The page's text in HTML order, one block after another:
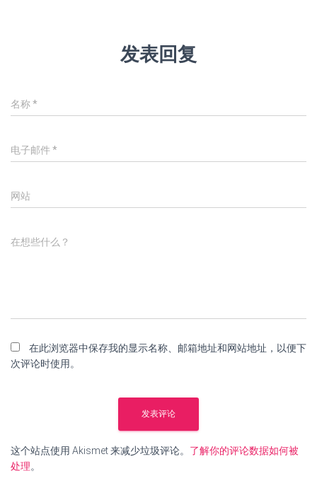
发表回复
名称*
电子邮件 *
网站
在想些什么？
在此浏览器中保存我的显示名称、邮箱地址和网站地址，以便下
次评论时使用。
这个站点使用 Akismet 来减少垃圾评论。 了解你的评论数据如何被
处理。